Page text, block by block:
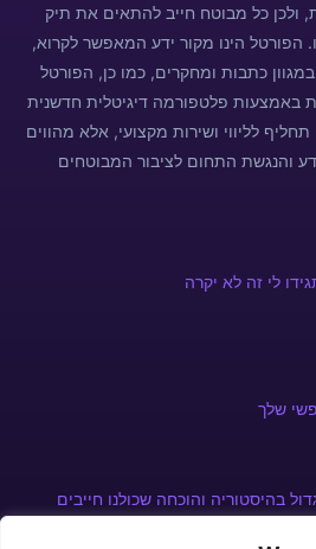
ולכן כל מבוטח חייב להתאים את תיק
הפורטל הינו מקור ידע המאפשר לקרוא,
כתבות ומחקרים, כמו כן, הפורטל
באמצעות פלטפורמה דיגיטלית חדשנית
לליווי ושירות מקצועי, אלא מהווים
והנגשת התחום לציבור המבוטחים
לי זה לא יקרה
שלך
בהיסטוריה והוכחה שכולנו חייבים